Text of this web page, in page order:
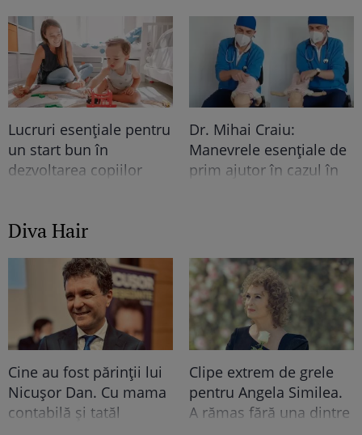
nutriționiștilor
celui de-al 5-lea copil!!
După 4 fetițe urmează...
Ce frumoooos!
Lucruri esențiale pentru
un start bun în
dezvoltarea copiilor
Dr. Mihai Craiu:
Manevrele esențiale de
prim ajutor în cazul în
Diva Hair
Cine au fost părinții lui
Nicușor Dan. Cu mama
contabilă și tatăl
Clipe extrem de grele
pentru Angela Similea.
A rămas fără una dintre